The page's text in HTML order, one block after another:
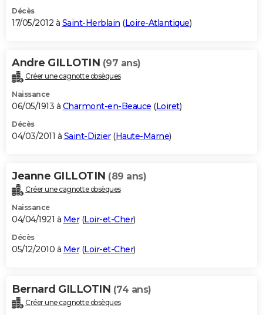
Décès
17/05/2012 à Saint-Herblain (Loire-Atlantique)
Andre GILLOTIN (97 ans)
Créer une cagnotte obsèques
Naissance
06/05/1913 à Charmont-en-Beauce (Loiret)
Décès
04/03/2011 à Saint-Dizier(Haute-Marne)
Jeanne GILLOTIN (89 ans)
Créer une cagnotte obsèques
Naissance
04/04/1921 à Mer(Loir-et-Cher)
Décès
05/12/2010 à Mer(Loir-et-Cher)
Bernard GILLOTIN (74 ans)
Créer une cagnotte obsèques